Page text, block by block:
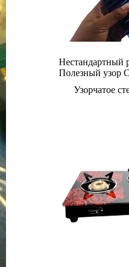
Нестандартный
Полезный узор
Узорчатое